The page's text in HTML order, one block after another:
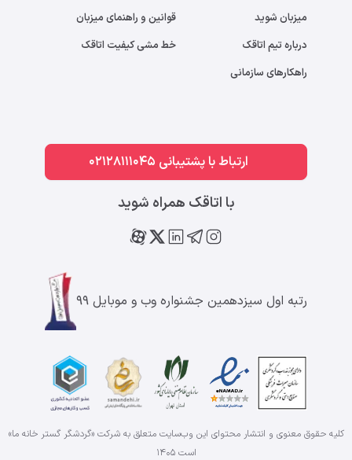
میزبان شوید
درباره تیم اتاقک
راهکارهای سازمانی
قوانین و راهنمای میزبان
خط مشی کیفیت اتاقک
ارتباط با پشتیبانی 02128111045
با اتاقک همراه شوید
رتبه اول سیزدهمین جشنواره وب و موبایل ۹۹
کلیه حقوق معنوی و انتشار محتوای این وب‌سایت متعلق به شرکت «گردشگر گستر خانه ما»
است۱۴۰۵